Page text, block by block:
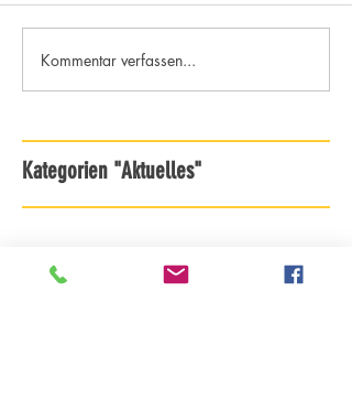
Kommentar verfassen...
Kategorien "Aktuelles"